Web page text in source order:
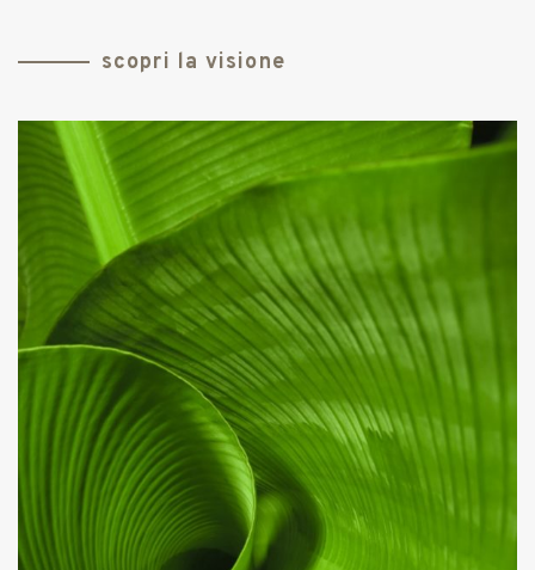
scopri la visione